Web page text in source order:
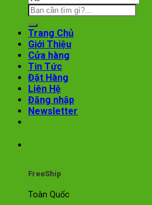
Trang Chủ
Giới Thiệu
Cửa hàng
Tin Tức
Đặt Hàng
Liên Hệ
Đăng nhập
Newsletter
FreeShip
Toàn Quốc